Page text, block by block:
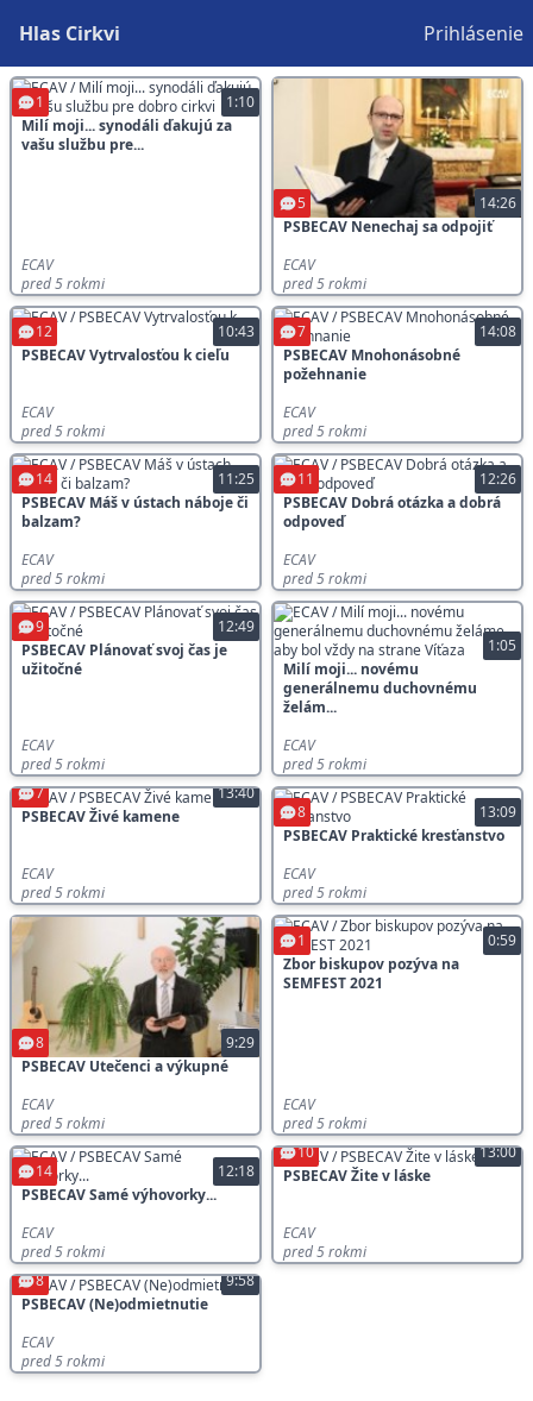
Hlas Cirkvi Prihlásenie
1:10
1
Milí moji... synodáli ďakujú za
vašu službu pre...
ECAV
pred 5 rokmi
14:26
5
PSBECAV Nenechaj sa odpojiť
ECAV
pred 5 rokmi
10:43
12
PSBECAV Vytrvalosťou k cieľu
ECAV
pred 5 rokmi
14:08
7
PSBECAV Mnohonásobné
požehnanie
ECAV
pred 5 rokmi
11:25
14
PSBECAV Máš v ústach náboje či
balzam?
ECAV
pred 5 rokmi
12:26
11
PSBECAV Dobrá otázka a dobrá
odpoveď
ECAV
pred 5 rokmi
12:49
9
PSBECAV Plánovať svoj čas je
užitočné
ECAV
pred 5 rokmi
1:05
Milí moji... novému
generálnemu duchovnému
želám...
ECAV
pred 5 rokmi
13:40
7
PSBECAV Živé kamene
ECAV
pred 5 rokmi
13:09
8
PSBECAV Praktické kresťanstvo
ECAV
pred 5 rokmi
9:29
8
PSBECAV Utečenci a výkupné
ECAV
pred 5 rokmi
0:59
1
Zbor biskupov pozýva na
SEMFEST 2021
ECAV
pred 5 rokmi
12:18
14
PSBECAV Samé výhovorky...
ECAV
pred 5 rokmi
13:00
10
PSBECAV Žite v láske
ECAV
pred 5 rokmi
9:58
8
PSBECAV (Ne)odmietnutie
ECAV
pred 5 rokmi